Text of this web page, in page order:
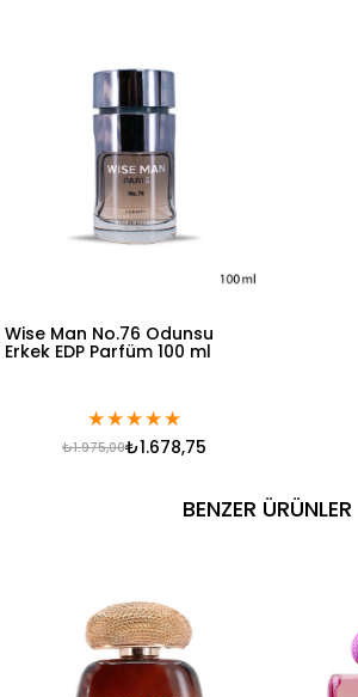
Wise Man No.76 Odunsu
Erkek EDP Parfüm 100 ml
★★★★★
₺1.678,75
₺1.975,00
BENZER ÜRÜNLER